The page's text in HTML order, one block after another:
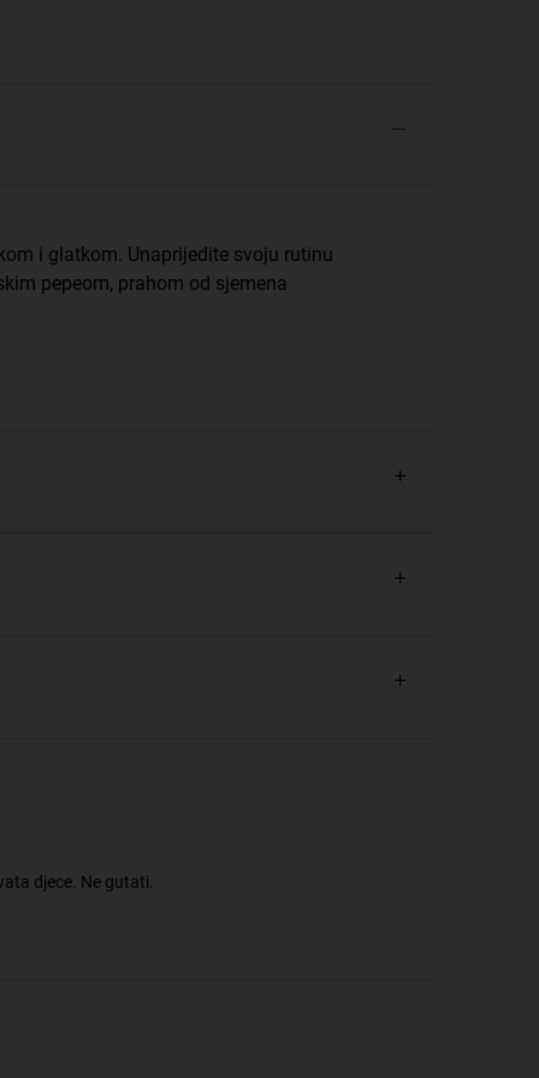
i glatkom. Unaprijedite svoju rutinu
pepeom, prahom od sjemena
djece. Ne gutati.